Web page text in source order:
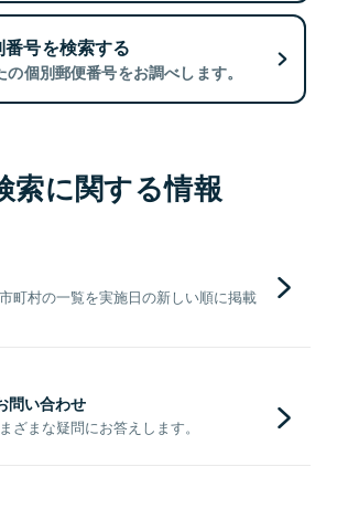
号を検索する
個別郵便番号をお調べします。
索に関する情報
町村の一覧を実施日の新しい順に掲載
問い合わせ
ざまな疑問にお答えします。